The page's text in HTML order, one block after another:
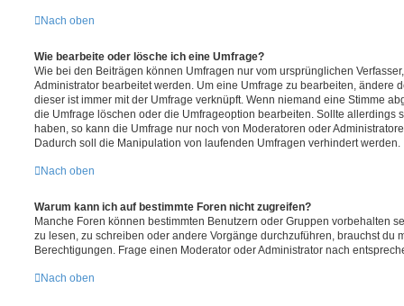
Nach oben
Wie bearbeite oder lösche ich eine Umfrage?
Wie bei den Beiträgen können Umfragen nur vom ursprünglichen
Administrator bearbeitet werden. Um eine Umfrage zu bearbeiten, ändere
dieser ist immer mit der Umfrage verknüpft. Wenn niemand eine Stimme
die Umfrage löschen oder die Umfrageoption bearbeiten. Sollte allerdings
haben, so kann die Umfrage nur noch von Moderatoren oder
Dadurch soll die Manipulation von laufenden Umfragen verhindert werden.
Nach oben
Warum kann ich auf bestimmte Foren nicht zugreifen?
Manche Foren können bestimmten Benutzern oder Gruppen vorbehalten
zu lesen, zu schreiben oder andere Vorgänge durchzuführen, brauchst du
Berechtigungen. Frage einen Moderator oder Administrator nach
Nach oben